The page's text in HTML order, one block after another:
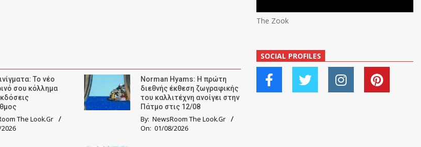
Το νέο
σου κόλλημα
The Look.Gr
Norman Hyams: Η πρώτη
διεθνής έκθεση ζωγραφικής
του καλλιτέχνη ανοίγει στην
Πάτμο στις 12/08
By: NewsRoom The Look.Gr
On: 01/08/2026
The Zook
SOCIAL PROFILES